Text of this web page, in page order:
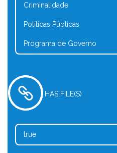
Criminalidade
Políticas Públicas
Programa de Governo
HAS FILE(S)
true